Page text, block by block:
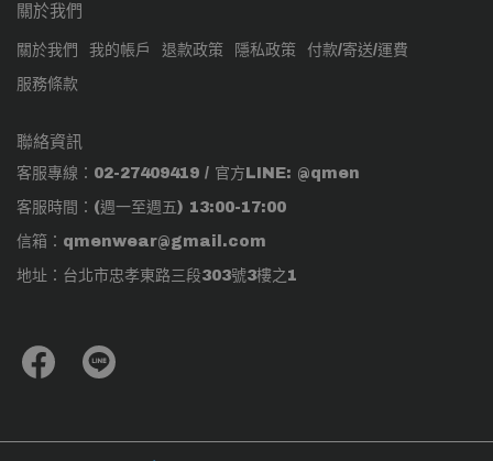
關於我們
關於我們 我的帳戶 退款政策 隱私政策 付款/寄送/運費
服務條款
聯絡資訊
客服專線：02-27409419 / 官方LINE: @qmen
客服時間：(週一至週五) 13:00-17:00
信箱：qmenwear@gmail.com
地址：台北市忠孝東路三段303號3樓之1